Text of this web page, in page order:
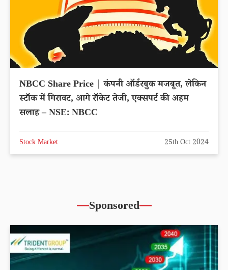
NBCC Share Price | कंपनी ऑर्डरबुक मजबूत, लेकिन
स्टॉक में गिरावट, आगे रॉकेट तेजी, एक्सपर्ट की अहम
सलाह – NSE: NBCC
Stock Market 25th Oct 2024
Sponsored